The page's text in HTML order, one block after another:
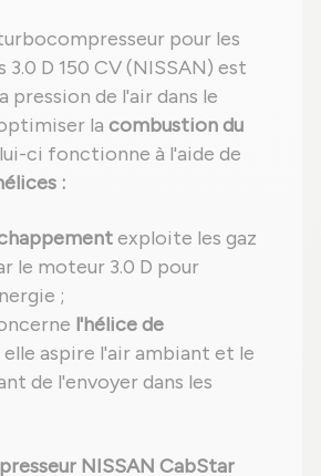
pour les
D 150 CV (NISSAN) est
pression de l'air dans le
la combustion du
ci fonctionne à l'aide de
:
exploite les gaz
le moteur 3.0 D pour
;
l'hélice de
elle aspire l'air ambiant et le
de l'envoyer dans les
NISSAN CabStar